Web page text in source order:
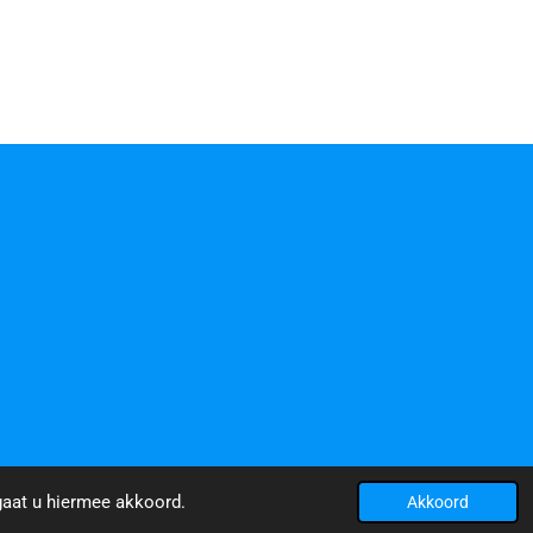
u hiermee akkoord. Akkoord